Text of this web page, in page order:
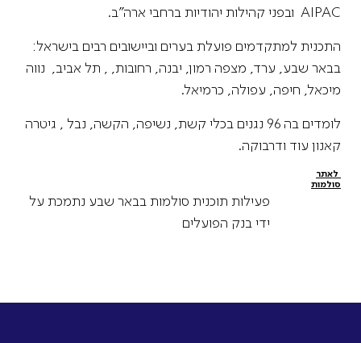
AIPAC ובפני קהילות יהודיות ברחבי ארה"ב.
התכנית למתקדמים פועלת בערים וביישובים רבים בישראל:
בבאר שבע, ערד, מצפה רמון, יבנה, רחובות, , תל אביב, נווה
מיכאל, חיפה, עפולה, כרמיאל.
לומדים בה 96 נגנים בכלי קשת, נשיפה, הקשה, נבל , גיטרה
קאנון עוד ודרבוקה.
פעילות תוכנית סולמות בבאר שבע נתמכת על
ידי בנק הפועלים
לאתר
סולמות